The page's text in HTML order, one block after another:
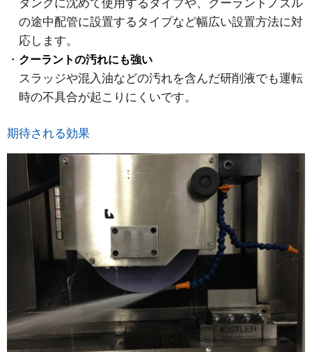
タンクに沈めて使用するタイプや、クーラントノズル
の途中配管に設置するタイプなど幅広い設置方法に対
応します。
クーラントの汚れにも強い
スラッジや混入油などの汚れを含んだ研削液でも運転
時の不具合が起こりにくいです。
期待される効果